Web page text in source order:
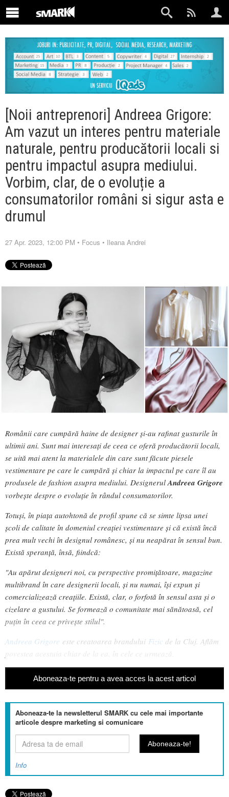
[Noii antreprenori] Andreea Grigore:
Am vazut un interes pentru materiale
naturale, pentru producătorii locali si
pentru impactul asupra mediului.
Vorbim, clar, de o evoluție a
consumatorilor români si sigur asta e
drumul
27 Apr. 2023, 12:00 PM • Focus • Ileana Andrei
Românii care cumpără haine de designer și-au rafinat gusturile în
ultimii ani. Sunt mai interesați de ceea ce oferă producătorii locali,
se uită mai atent la materialele din care sunt făcute piesele
vestimentare pe care le cumpără și chiar la impactul pe care îl au
produsele de fashion asupra mediului. DesignerulAndreea Grigore
vorbește despre o evoluție în rândul consumatorilor.
Totuși, în piața autohtonă de profil spune că se simte lipsa unei
școli de calitate în domeniul creației vestimentare și că există încă
prea mult vechi în designul românesc, și nu neapărat în sensul bun.
Există speranță, însă, fiindcă:
"Au apărut designeri noi, cu perspective promițătoare, magazine
multibrand în care designerii locali, și nu numai, își expun și
comercializează creațiile. Există, clar, o forfotă în sensul asta și o
cizelare a gustului. Se formează o comunitate mai sănătoasă, cel
puțin în ceea ce privește stilul".
Andreea Grigore este creatoarea brandului Fizic de la Cluj. Aflăm
povestea acestuia chiar de la ea, în cele ce urmează.
Aboneaza-te pentru a avea acces la acest articol
Aboneaza-te la newsletterul SMARK cu cele mai importante
articole despre marketing si comunicare
Info